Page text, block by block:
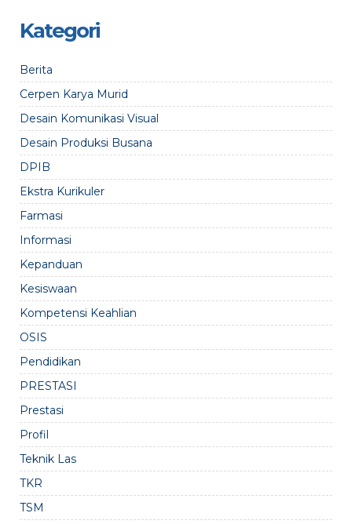
Kategori
Berita
Cerpen Karya Murid
Desain Komunikasi Visual
Desain Produksi Busana
DPIB
Ekstra Kurikuler
Farmasi
Informasi
Kepanduan
Kesiswaan
Kompetensi Keahlian
OSIS
Pendidikan
PRESTASI
Prestasi
Profil
Teknik Las
TKR
TSM